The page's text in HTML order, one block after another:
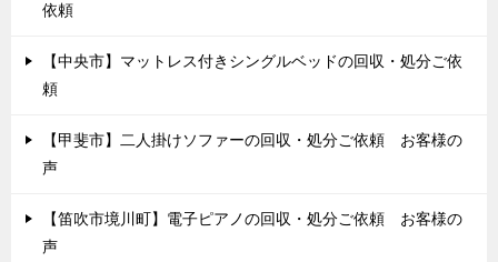
依頼
【中央市】マットレス付きシングルベッドの回収・処分ご依
頼
【甲斐市】二人掛けソファーの回収・処分ご依頼 お客様の
声
【笛吹市境川町】電子ピアノの回収・処分ご依頼 お客様の
声